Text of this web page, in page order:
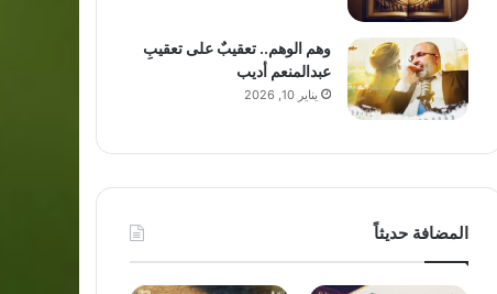
وهم الوهم.. تعقيبٌ على تعقيبِ
عبدالمنعم أديب
يناير 10, 2026
المضافة حديثاً